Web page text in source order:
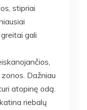
stipriai
gali
Dažniau
atopinę odą.
riebalų